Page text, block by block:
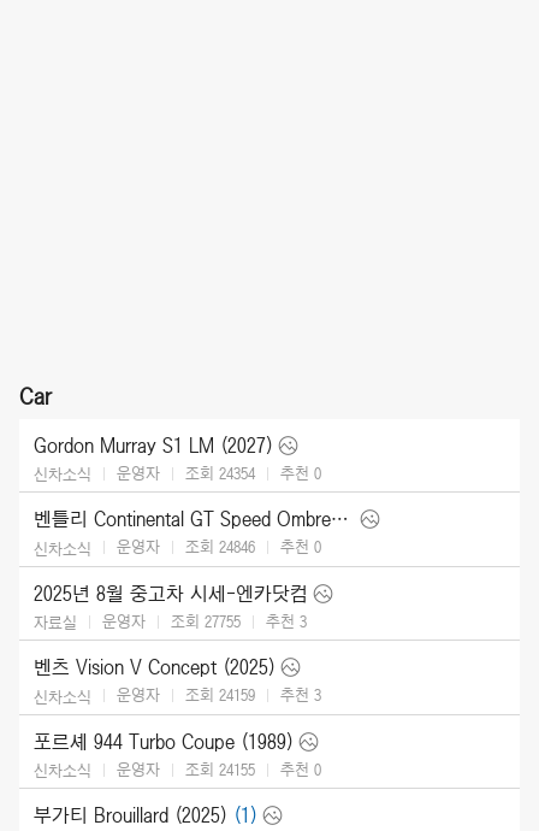
Car
Gordon Murray S1 LM (2027)
신차소식 운영자 조회 24354 추천 0
벤틀리 Continental GT Speed Ombre by Mulliner (2025)
신차소식 운영자 조회 24846 추천 0
2025년 8월 중고차 시세-엔카닷컴
자료실 운영자 조회 27755 추천 3
벤츠 Vision V Concept (2025)
신차소식 운영자 조회 24159 추천 3
포르셰 944 Turbo Coupe (1989)
신차소식 운영자 조회 24155 추천 0
부가티 Brouillard (2025) (1)